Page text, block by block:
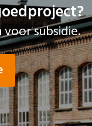
subsidie.